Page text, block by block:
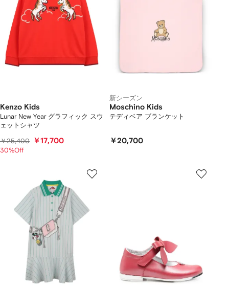
Kenzo Kids
Lunar New Year グラフィック スウ
ェットシャツ
￥25,400 ￥17,700
30%Off
新シーズン
Moschino Kids
テディベア ブランケット
￥20,700